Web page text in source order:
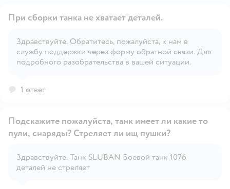
Открыть вопрос
При сборки танка не хватает деталей.
Здравствуйте. Обратитесь, пожалуйста, к нам в
службу поддержки через форму обратной связи. Для
подробного разобрательства в вашей ситуации.
1 ответ
Открыть вопрос
Подскажите пожалуйста, танк имеет ли какие то
пули, снаряды? Стреляет ли ищ пушки?
Здравствуйте. Танк SLUBAN Боевой танк 1076
деталей не стреляет